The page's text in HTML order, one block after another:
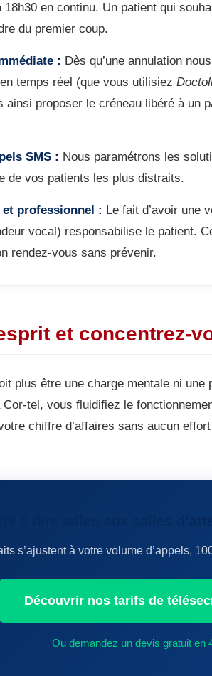
en continu. Un patient qui
du premier coup.
: Dès qu’une annulation
temps réel (que vous utilisiez
ainsi proposer le créneau libéré à un
SMS : Nous paramétrons les
de vos patients les plus distraits.
professionnel : Le fait d’avoir une
vocal) responsabilise le patient.
rendez-vous sans prévenir.
et concentrez-
plus être une charge mentale ni
Cor-tel, vous fluidifiez le
chiffre d’affaires sans aucun
s’ajustent à votre volume d’appels,
Découvrir nos tarifs de
Ou demandez un devis gratuit en